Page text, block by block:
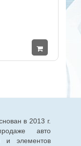
в 2013 г.
авто
и элементов